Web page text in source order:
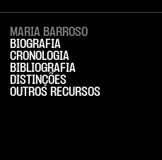
MARIA BARROSO
BIOGRAFIA
CRONOLOGIA
BIBLIOGRAFIA
DISTINÇÕES
OUTROS RECURSOS